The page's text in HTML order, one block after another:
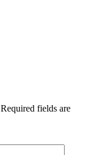
Required fields are